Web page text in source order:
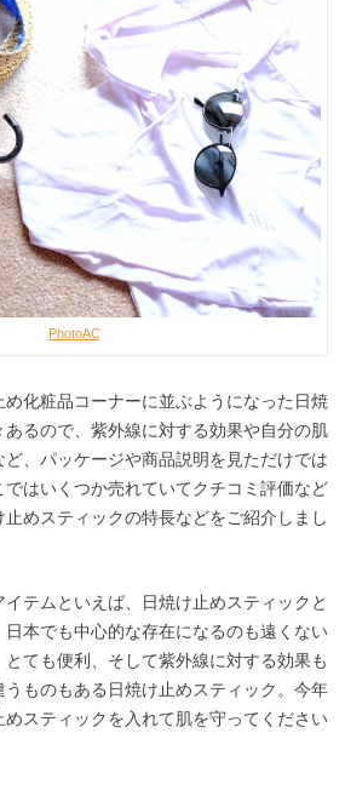
PhotoAC
化粧品コーナーに並ぶようになった日焼
るので、紫外線に対する効果や自分の肌
、パッケージや商品説明を見ただけでは
はいくつか売れていてクチコミ評価など
めスティックの特長などをご紹介しまし
テムといえば、日焼け止めスティックと
本でも中心的な存在になるのも遠くない
ても便利、そして紫外線に対する効果も
ものもある日焼け止めスティック。今年
スティックを入れて肌を守ってください